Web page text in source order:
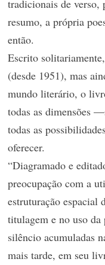
tradicionais de
resumo, a própria
então.
Escrito
(desde 1951), mas
mundo literário, o
todas as dimensões
todas as
oferecer.
“Diagramado e
preocupação com a
estruturação espacial
titulagem e no uso da
silêncio acumuladas
mais tarde, em seu